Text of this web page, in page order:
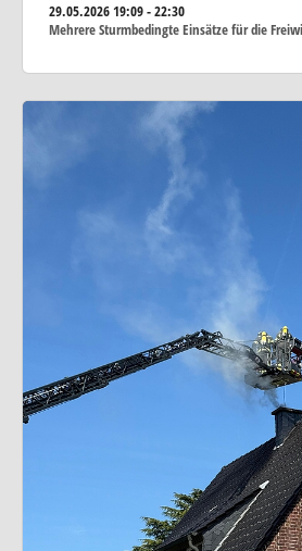
29.05.202619:09 - 22:30
Mehrere Sturmbedingte Einsätze für die